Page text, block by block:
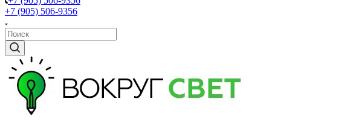
+7 (905) 506-9356